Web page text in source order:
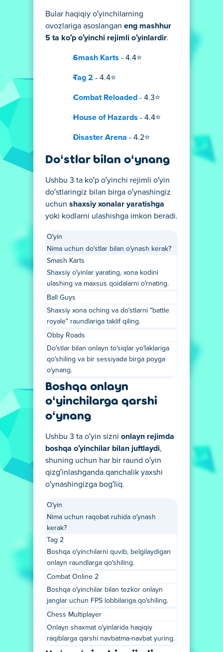
Bular haqiqiy o‘yinchilarning
ovozlariga asoslangan eng mashhur
5 ta ko‘p o‘yinchi rejimli o‘yinlardir.
Smash Karts - 4.4⭐
Tag 2 - 4.4⭐
Combat Reloaded - 4.3⭐
House of Hazards - 4.4⭐
Disaster Arena - 4.2⭐
Do‘stlar bilan o‘ynang
Ushbu 3 ta ko‘p o‘yinchi rejimli o‘yin
do‘stlaringiz bilan birga o‘ynashingiz
uchun shaxsiy xonalar yaratishga
yoki kodlarni ulashishga imkon beradi.
O‘yin
Nima uchun do‘stlar bilan o‘ynash kerak?
Smash Karts
Shaxsiy o‘yinlar yarating, xona kodini
ulashing va maxsus qoidalarni o‘rnating.
Ball Guys
Shaxsiy xona oching va do‘stlarni “battle
royale” raundlariga taklif qiling.
Obby Roads
Do‘stlar bilan onlayn to‘siqlar yo‘laklariga
qo‘shiling va bir sessiyada birga poyga
o‘ynang.
Boshqa onlayn
o‘yinchilarga qarshi
o‘ynang
Ushbu 3 ta o‘yin sizni onlayn rejimda
boshqa o‘yinchilar bilan juftlaydi,
shuning uchun har bir raund o‘yin
qizg‘inlashganda qanchalik yaxshi
o‘ynashingizga bog‘liq.
O‘yin
Nima uchun raqobat ruhida o‘ynash
kerak?
Tag 2
Boshqa o‘yinchilarni quvib, belgilaydigan
onlayn raundlarga qo‘shiling.
Combat Online 2
Boshqa o‘yinchilar bilan tezkor onlayn
janglar uchun FPS lobbilariga qo‘shiling.
Chess Multiplayer
Onlayn shaxmat o‘yinlarida haqiqiy
raqiblarga qarshi navbatma-navbat yuring.